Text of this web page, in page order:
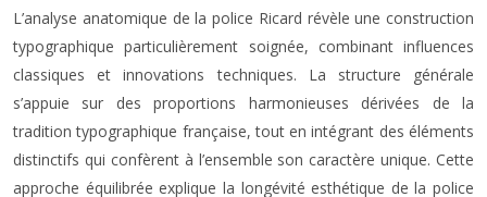
L’analyse anatomique de la police Ricard révèle une construction
typographique particulièrement soignée, combinant influences
classiques et innovations techniques. La structure générale
s’appuie sur des proportions harmonieuses dérivées de la
tradition typographique française, tout en intégrant des éléments
distinctifs qui confèrent à l’ensemble son caractère unique. Cette
approche équilibrée explique la longévité esthétique de la police